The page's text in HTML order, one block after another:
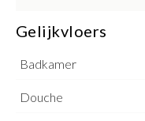
Gelijkvloers
Badkamer
Douche